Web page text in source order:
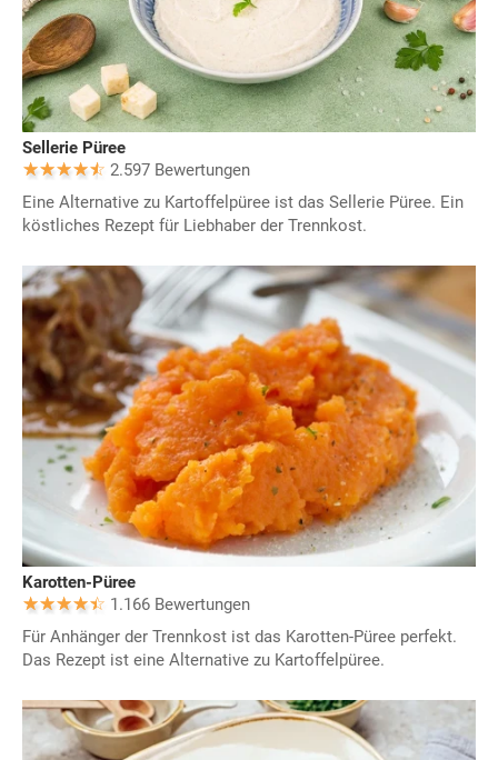
Sellerie Püree
2.597 Bewertungen
Eine Alternative zu Kartoffelpüree ist das Sellerie Püree. Ein
köstliches Rezept für Liebhaber der Trennkost.
Karotten-Püree
1.166 Bewertungen
Für Anhänger der Trennkost ist das Karotten-Püree perfekt.
Das Rezept ist eine Alternative zu Kartoffelpüree.